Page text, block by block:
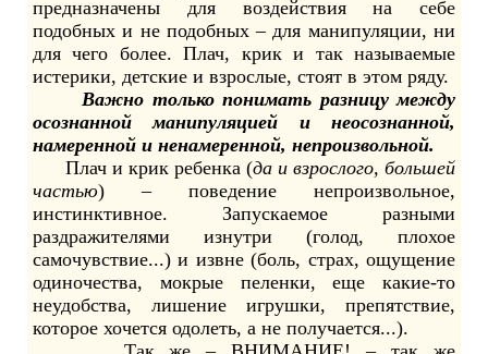
предназначены для воздействия на себе
подобных и не подобных – для манипуляции, ни
для чего более. Плач, крик и так называемые
истерики, детские и взрослые, стоят в этом ряду.
Важно только понимать разницу между
осознанной манипуляцией и неосознанной,
намеренной и ненамеренной, непроизвольной.
Плач и крик ребенка (да и взрослого, большей
частью) – поведение непроизвольное,
инстинктивное. Запускаемое разными
раздражителями изнутри (голод, плохое
самочувствие...) и извне (боль, страх, ощущение
одиночества, мокрые пеленки, еще какие-то
неудобства, лишение игрушки, препятствие,
которое хочется одолеть, а не получается...).